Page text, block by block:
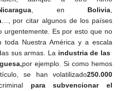
, en Bolivia,
…, por citar algunos de los países
urgentemente. Es por esto que no
toda Nuestra América y a escala
sus armas. La industria de las
por ejemplo. Si como hemos
se han volatilizado250.000
para subvencionar el